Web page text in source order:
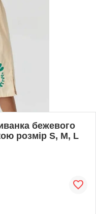
бежевого
розмір S, M, L